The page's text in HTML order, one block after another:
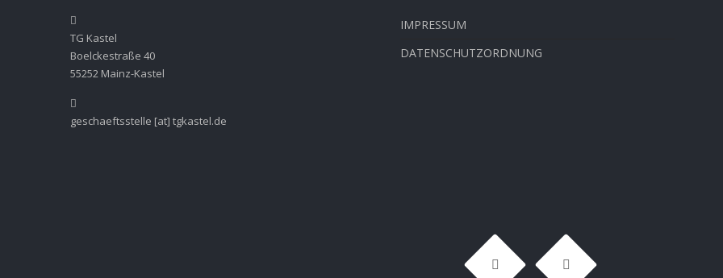
TG Kastel
Boelckestraße 40
55252 Mainz-Kastel
geschaeftsstelle [at] tgkastel.de
IMPRESSUM
DATENSCHUTZORDNUNG